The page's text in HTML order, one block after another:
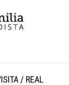
/ REAL